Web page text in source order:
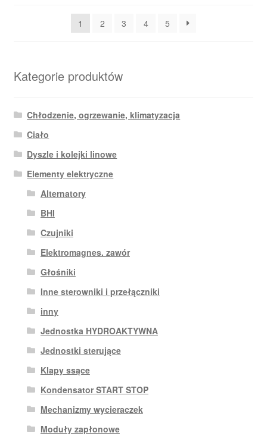
1
2 3 4 5
Kategorie produktów
Chłodzenie, ogrzewanie, klimatyzacja
Ciało
Dyszle i kolejki linowe
Elementy elektryczne
Alternatory
BHI
Czujniki
Elektromagnes. zawór
Głośniki
Inne sterowniki i przełączniki
inny
Jednostka HYDROAKTYWNA
Jednostki sterujące
Klapy ssące
Kondensator START STOP
Mechanizmy wycieraczek
Moduły zapłonowe